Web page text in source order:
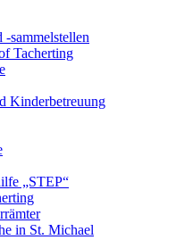
sammelstellen
Tacherting
Kinderbetreuung
„STEP“
in St. Michael